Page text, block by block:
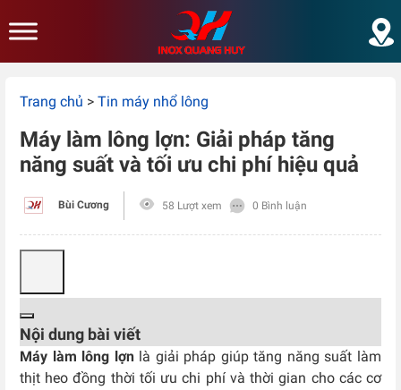
Trang chủ > Tin máy nhổ lông
Máy làm lông lợn: Giải pháp tăng
năng suất và tối ưu chi phí hiệu quả
Bùi Cương 58 Lượt xem 0 Bình luận
Nội dung bài viết
Máy làm lông lợnlà giải pháp giúp tăng năng suất làm
thịt heo đồng thời tối ưu chi phí và thời gian cho các cơ